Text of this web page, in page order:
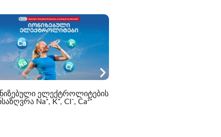
ელექტროლიტების
Na⁺, K⁺, Cl⁻, Ca²⁺